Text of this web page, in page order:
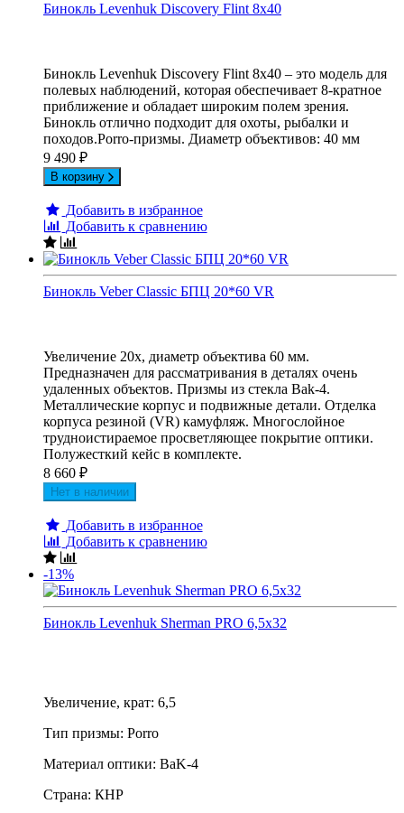
Бинокль Levenhuk Discovery Flint 8x40
Бинокль Levenhuk Discovery Flint 8x40 – это модель для
полевых наблюдений, которая обеспечивает 8-кратное
приближение и обладает широким полем зрения.
Бинокль отлично подходит для охоты, рыбалки и
походов.Porro-призмы. Диаметр объективов: 40 мм
9 490 ₽
В корзину
Добавить в избранное
Добавить к сравнению
Бинокль Veber Classic БПЦ 20*60 VR
Увеличение 20х, диаметр объектива 60 мм.
Предназначен для рассматривания в деталях очень
удаленных объектов. Призмы из стекла Bak-4.
Металлические корпус и подвижные детали. Отделка
корпуса резиной (VR) камуфляж. Многослойное
трудноистираемое просветляющее покрытие оптики.
Полужесткий кейс в комплекте.
8 660 ₽
Нет в наличии
Добавить в избранное
Добавить к сравнению
-13%
Бинокль Levenhuk Sherman PRO 6,5x32
Увеличение, крат: 6,5
Тип призмы: Porro
Материал оптики: BaK-4
Страна: КНР